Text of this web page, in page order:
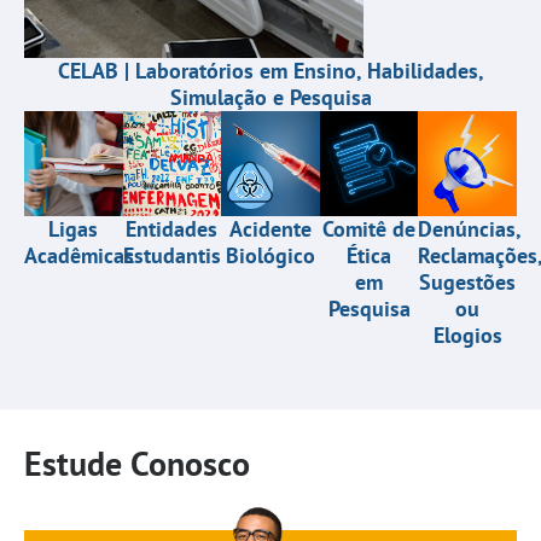
CELAB | Laboratórios em Ensino, Habilidades,
Simulação e Pesquisa
Ligas
Acadêmicas
Entidades
Estudantis
Acidente
Biológico
Comitê de
Ética
em
Pesquisa
Denúncias,
Sugestões
ou
Elogios
Estude Conosco